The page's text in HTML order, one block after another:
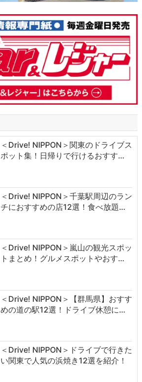
＜Drive! NIPPON＞関東のドライブス
ポット集！日帰りで行けるおすす…
＜Drive! NIPPON＞千葉駅周辺のラン
チにおすすめの店12選！食べ放題…
＜Drive! NIPPON＞嵐山の観光スポッ
トまとめ！グルメスポットやおす…
＜Drive! NIPPON＞【群馬県】おすす
めの道の駅12選！ドライブ休憩に…
＜Drive! NIPPON＞ドライブで行きた
い関東で人気の浜焼き12選を紹介！